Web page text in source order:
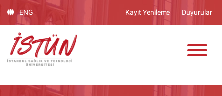
dikkat:
web
sitesinde,
erişilebilirliği
ENG Kayıt Yenileme Duyurular